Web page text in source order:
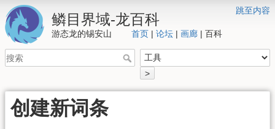
跳至内容
鳞目界域-龙百科
游态龙的锡安山 首页 | 论坛 | 画廊 | 百科
>
创建新词条